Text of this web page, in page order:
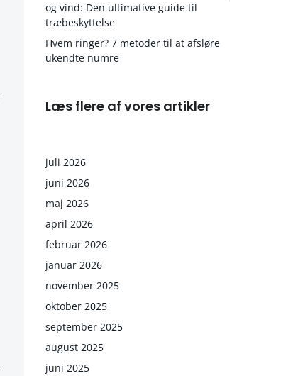
og vind: Den ultimative guide til
træbeskyttelse
Hvem ringer? 7 metoder til at afsløre
ukendte numre
Læs flere af vores artikler
juli 2026
juni 2026
maj 2026
april 2026
februar 2026
januar 2026
november 2025
oktober 2025
september 2025
august 2025
juni 2025